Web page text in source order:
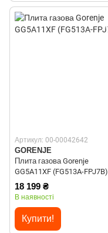
Артикул: 00-00042642
GORENJE
Плита газова Gorenje
GG5A11XF (FG513A-FPJ7B)
18 199 ₴
В наявності
Купити!